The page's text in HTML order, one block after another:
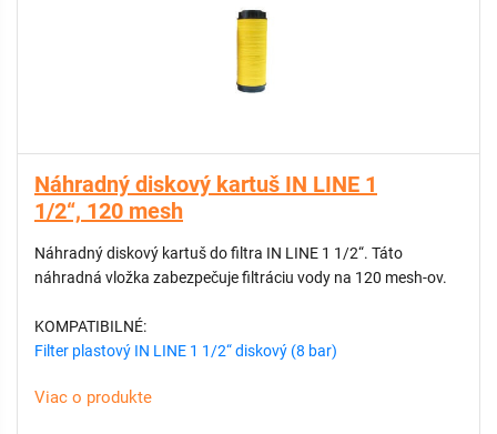
Náhradný diskový kartuš IN LINE 1
1/2“, 120 mesh
Náhradný diskový kartuš do filtra IN LINE 1 1/2“. Táto
náhradná vložka zabezpečuje filtráciu vody na 120 mesh-ov.
KOMPATIBILNÉ:
Filter plastový IN LINE 1 1/2“ diskový (8 bar)
Viac o produkte